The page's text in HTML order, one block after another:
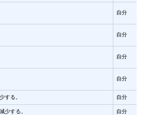
自分
自分
自分
自分
する。 自分
少する。 自分